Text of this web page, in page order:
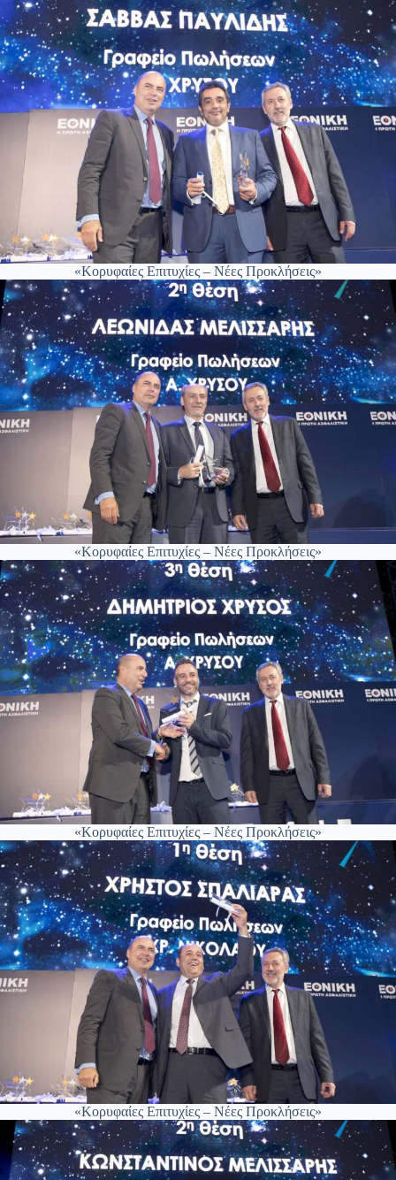
«Κορυφαίες Επιτυχίες – Νέες Προκλήσεις»
«Κορυφαίες Επιτυχίες – Νέες Προκλήσεις»
«Κορυφαίες Επιτυχίες – Νέες Προκλήσεις»
«Κορυφαίες Επιτυχίες – Νέες Προκλήσεις»